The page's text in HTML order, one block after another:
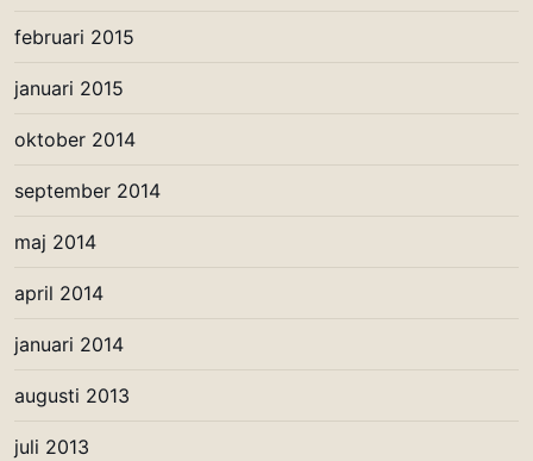
februari 2015
januari 2015
oktober 2014
september 2014
maj 2014
april 2014
januari 2014
augusti 2013
juli 2013